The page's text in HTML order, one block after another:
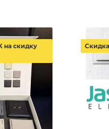
на скидку